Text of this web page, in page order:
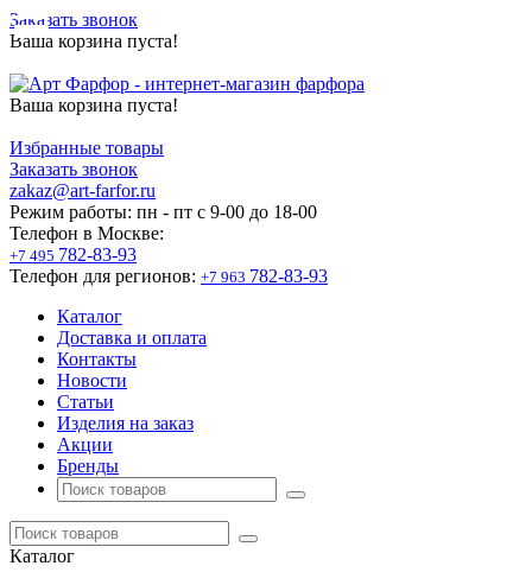
Заказать звонок
Ваша корзина пуста!
Ваша корзина пуста!
Избранные товары
Заказать звонок
zakaz@art-farfor.ru
Режим работы: пн - пт c 9-00 до 18-00
Телефон в Москве:
+7 495 782-83-93
Телефон для регионов: +7 963 782-83-93
Каталог
Доставка и оплата
Контакты
Новости
Статьи
Изделия на заказ
Акции
Бренды
Каталог